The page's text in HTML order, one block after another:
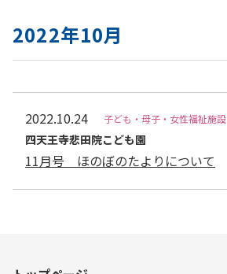
2022年10月
2022.10.24 子ども・母子・女性福祉施設
四天王寺悲⽥院こども園
11月号 ほのぼのたよりについて